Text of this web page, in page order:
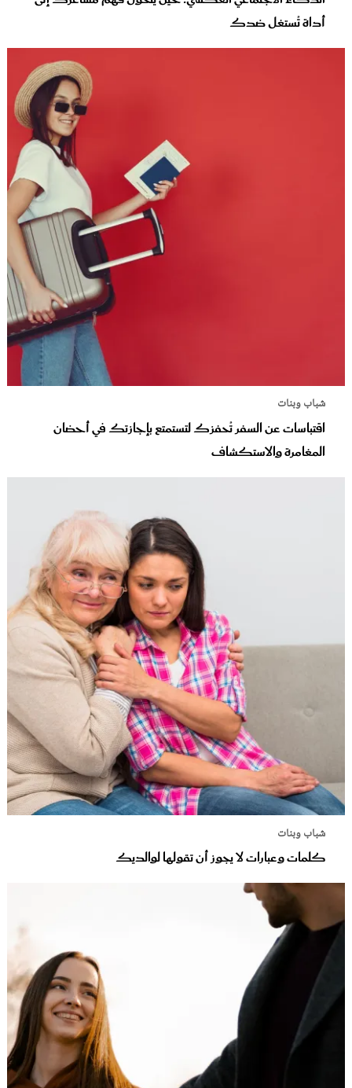
أداة تُستغل ضدك
شباب وبنات
اقتباسات عن السفر تُحفزك لتستمتع بإجازتك في أحضان
المغامرة والاستكشاف
شباب وبنات
كلمات وعبارات لا يجوز أن تقولها لوالديك